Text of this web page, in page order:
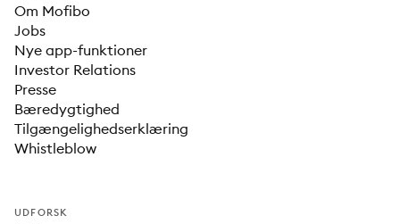
Om Mofibo
Jobs
Nye app-funktioner
Investor Relations
Presse
Bæredygtighed
Tilgængelighedserklæring
Whistleblow
UDFORSK